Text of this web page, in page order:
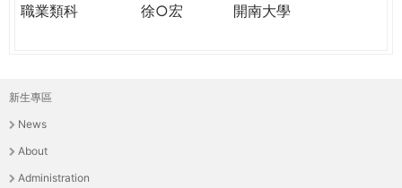
職業類科
徐○宏 開南大學
主
選
單
新生專區
News
About
Administration